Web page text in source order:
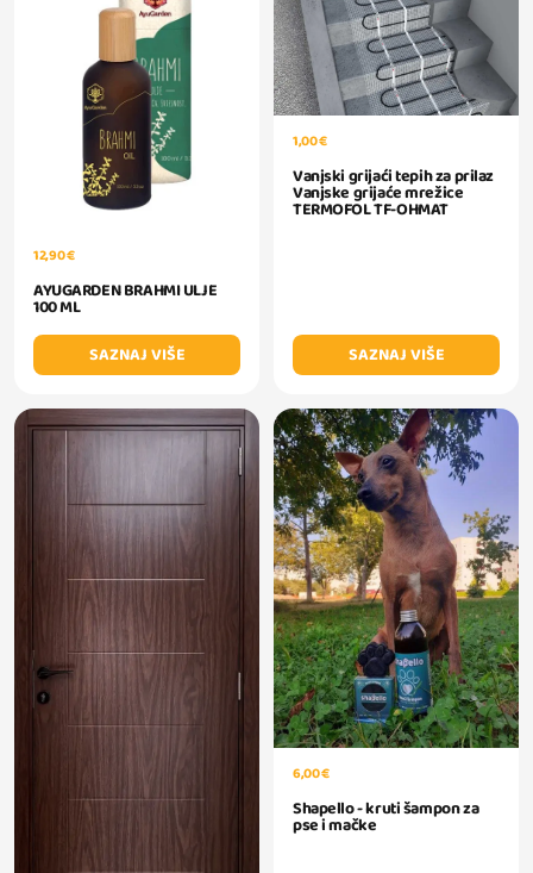
12,90 €
AYUGARDEN BRAHMI ULJE
100 ML
SAZNAJ VIŠE
1,00 €
Vanjski grijaći tepih za prilaz
Vanjske grijaće mrežice
TERMOFOL TF-OHMAT
SAZNAJ VIŠE
6,00 €
Shapello - kruti šampon za
pse i mačke